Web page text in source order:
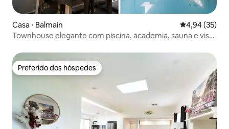
Casa ⋅ Balmain 4,94 de uma
4,94 (35)
Townhouse elegante com piscina, academia, sauna e vista
Preferido dos hóspedes
Preferido dos hóspedes